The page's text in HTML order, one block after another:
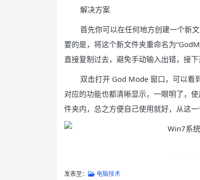
解决方案
首先你可以在任何地方创建一个新
要的是，将这个新文件夹重命名为
直接复制过去，避免手动输入出错，接
双击打开 God Mode 窗口，可以看
对应的功能也都清晰显示，一眼明了，
件夹内，总之方便自己使用就好，从这
发表至： 电脑技术